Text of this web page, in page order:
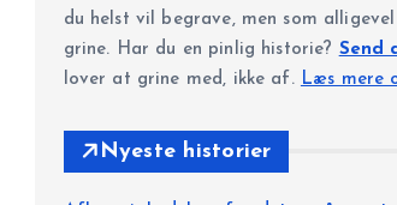
:du helst vil begrave, men som
grine. Har du en pinlig historie? Send
lover at grine med, ikke af. Læs mere
Nyeste historier